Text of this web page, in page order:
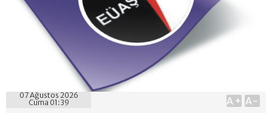
07 Ağustos 2026
Cuma 01:39
A+ A-